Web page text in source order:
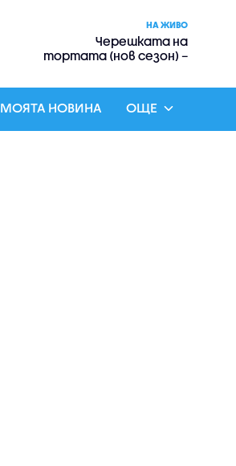
НА ЖИВО
Черешката на
тортата (нов сезон) –
МОЯТА НОВИНА ОЩЕ